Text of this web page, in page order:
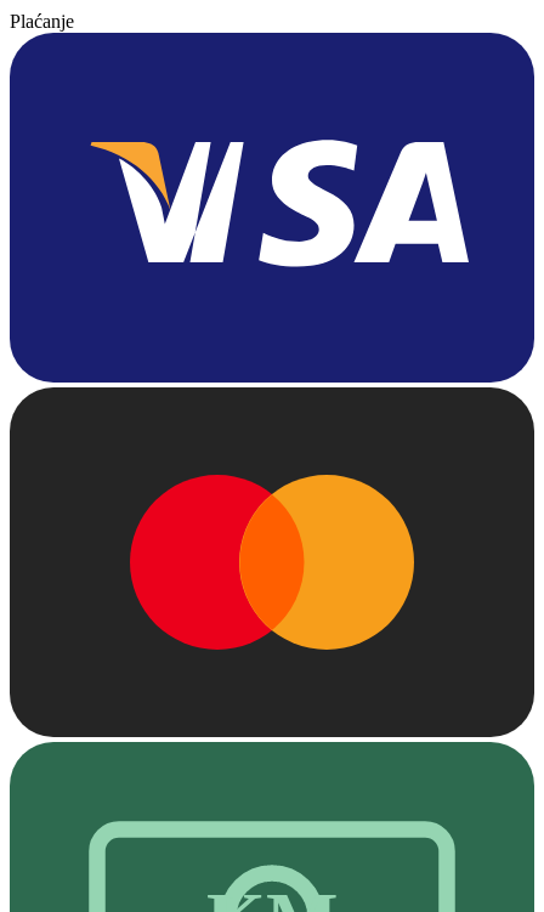
Plaćanje